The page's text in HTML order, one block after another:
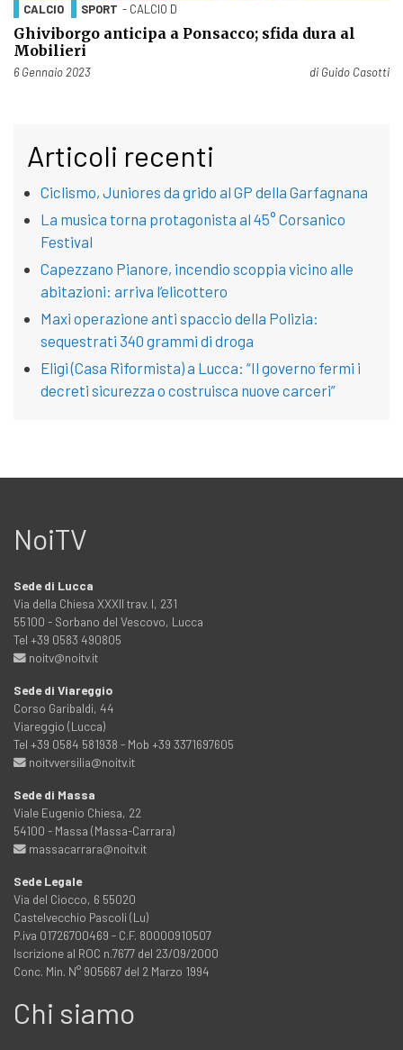
CALCIO SPORT - CALCIO D
Ghiviborgo anticipa a Ponsacco; sfida dura al
Mobilieri
Pubblicato il
6 Gennaio 2023 di Guido Casotti
Articoli recenti
Ciclismo, Juniores da grido al GP della Garfagnana
La musica torna protagonista al 45° Corsanico
Festival
Capezzano Pianore, incendio scoppia vicino alle
abitazioni: arriva l’elicottero
Maxi operazione anti spaccio della Polizia:
sequestrati 340 grammi di droga
Eligi (Casa Riformista) a Lucca: “Il governo fermi i
decreti sicurezza o costruisca nuove carceri”
NoiTV
Sede di Lucca
Via della Chiesa XXXII trav. I, 231
55100 - Sorbano del Vescovo, Lucca
Tel +39 0583 490805
noitv@noitv.it
Sede di Viareggio
Corso Garibaldi, 44
Viareggio (Lucca)
Tel +39 0584 581938 - Mob +39 3371697605
noitvversilia@noitv.it
Sede di Massa
Viale Eugenio Chiesa, 22
54100 - Massa (Massa-Carrara)
massacarrara@noitv.it
Sede Legale
Via del Ciocco, 6 55020
Castelvecchio Pascoli (Lu)
P.iva 01726700469 - C.F. 80000910507
Iscrizione al ROC n.7677 del 23/09/2000
Conc. Min. N° 905667 del 2 Marzo 1994
Chi siamo